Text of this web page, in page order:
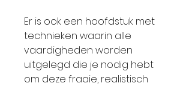
Er is ook een hoofdstuk met
technieken waarin alle
vaardigheden worden
uitgelegd die je nodig hebt
om deze fraaie, realistisch